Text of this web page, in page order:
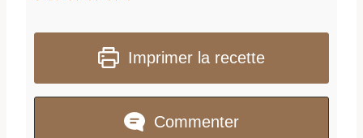
Imprimer la recette
Commenter